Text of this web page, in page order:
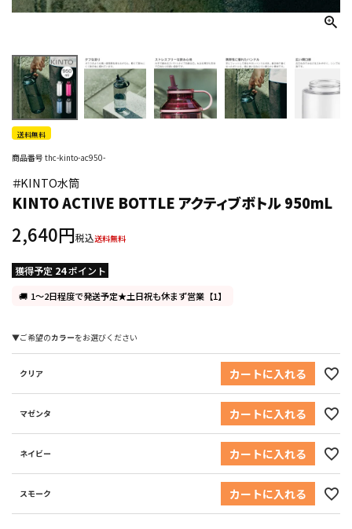
送料無料
商品番号 thc-kinto-ac950-
＃KINTO水筒
KINTO ACTIVE BOTTLE アクティブボトル 950mL
2,640 税込送料無料
獲得予定 24 ポイント
1～2日程度で発送予定★土日祝も休まず営業【1】
カラー
クリア カートに入れる
マゼンタ カートに入れる
ネイビー カートに入れる
スモーク カートに入れる